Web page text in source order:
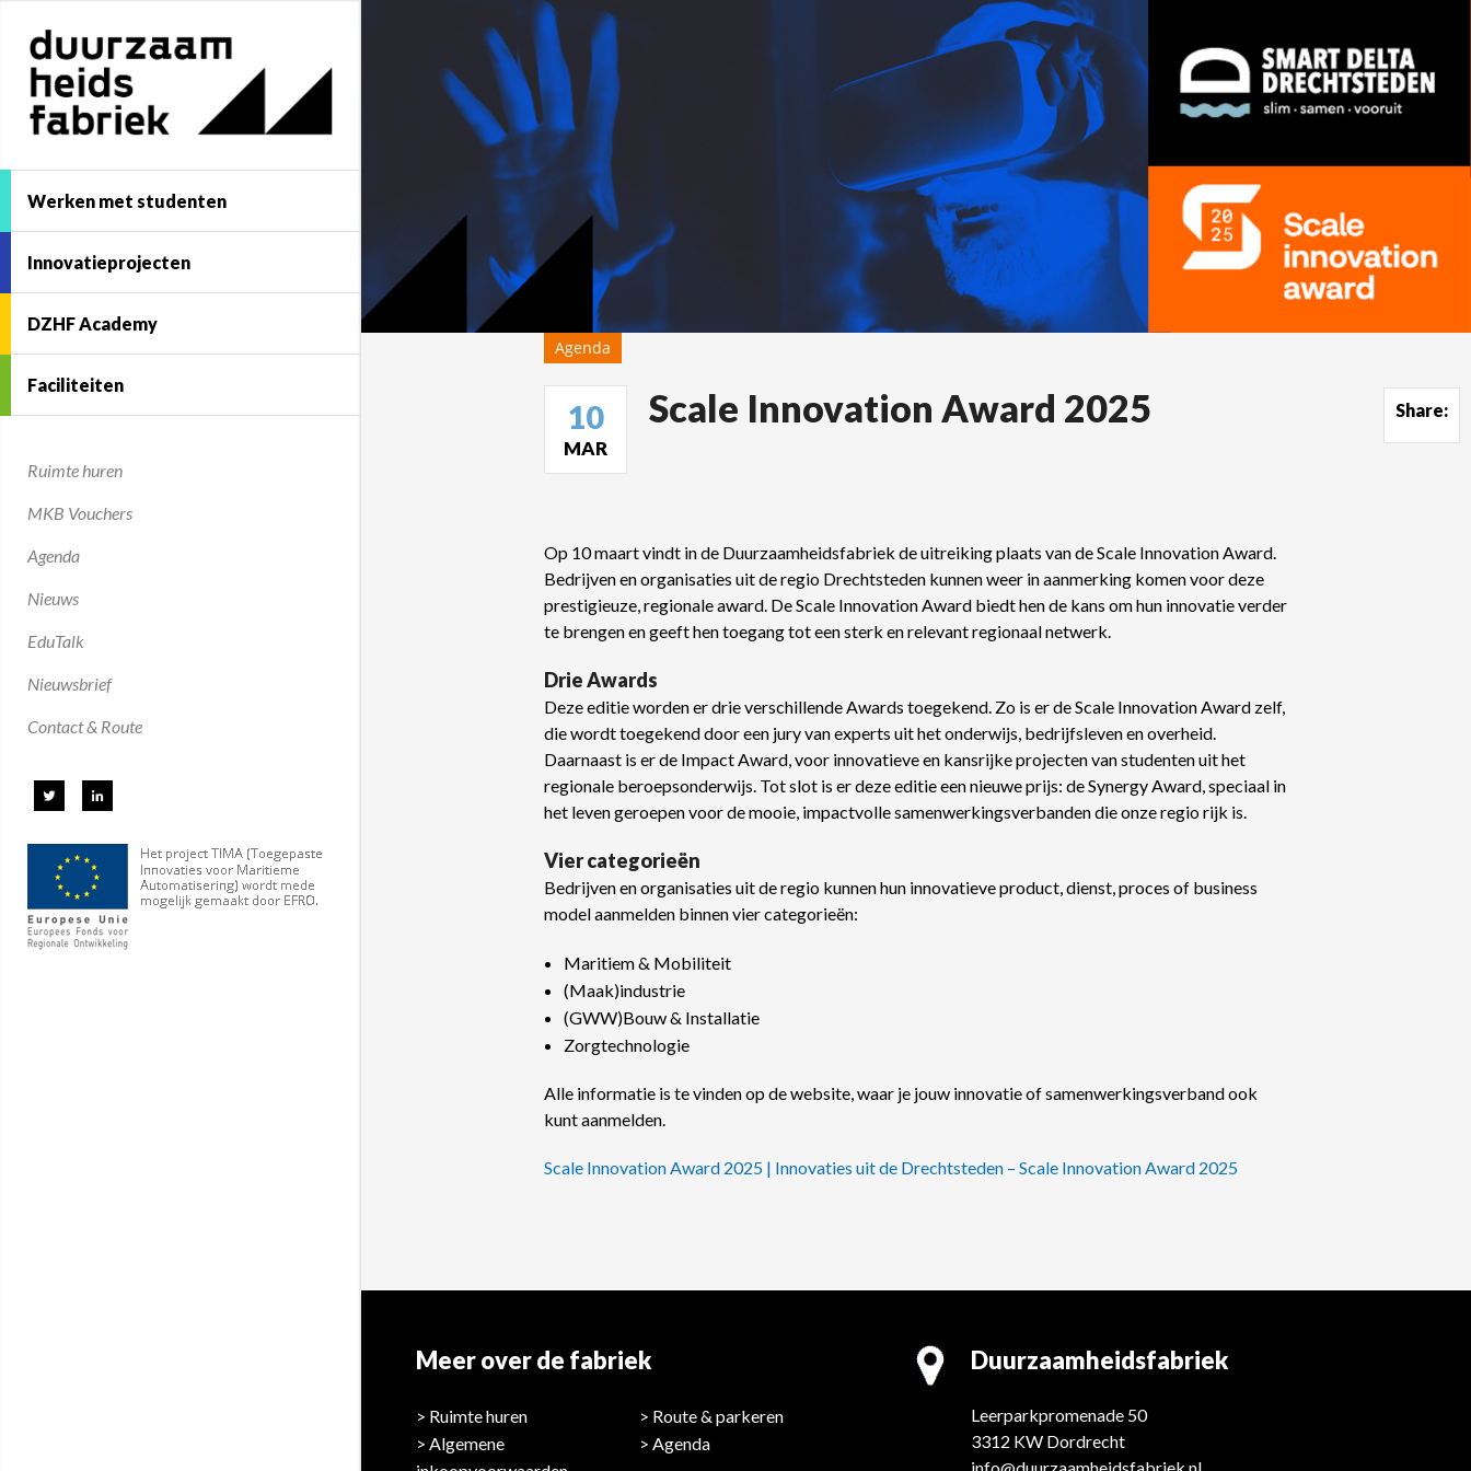
Werken met studenten
Innovatieprojecten
DZHF Academy
Faciliteiten
Ruimte huren
MKB Vouchers
Agenda
Nieuws
EduTalk
Nieuwsbrief
Contact & Route
Share:
Agenda
10
MAR
Scale Innovation Award 2025
Op 10 maart vindt in de Duurzaamheidsfabriek de uitreiking plaats van de Scale Innovation Award.
Bedrijven en organisaties uit de regio Drechtsteden kunnen weer in aanmerking komen voor deze
prestigieuze, regionale award. De Scale Innovation Award biedt hen de kans om hun innovatie verder
te brengen en geeft hen toegang tot een sterk en relevant regionaal netwerk.
Drie Awards
Deze editie worden er drie verschillende Awards toegekend. Zo is er de Scale Innovation Award zelf,
die wordt toegekend door een jury van experts uit het onderwijs, bedrijfsleven en overheid.
Daarnaast is er de Impact Award, voor innovatieve en kansrijke projecten van studenten uit het
regionale beroepsonderwijs. Tot slot is er deze editie een nieuwe prijs: de Synergy Award, speciaal in
het leven geroepen voor de mooie, impactvolle samenwerkingsverbanden die onze regio rijk is.
Vier categorieën
Bedrijven en organisaties uit de regio kunnen hun innovatieve product, dienst, proces of business
model aanmelden binnen vier categorieën:
Maritiem & Mobiliteit
(Maak)industrie
(GWW)Bouw & Installatie
Zorgtechnologie
Alle informatie is te vinden op de website, waar je jouw innovatie of samenwerkingsverband ook
kunt aanmelden.
Scale Innovation Award 2025 | Innovaties uit de Drechtsteden – Scale Innovation Award 2025
Meer over de fabriek
Ruimte huren
Route & parkeren
Algemene
Agenda
Duurzaamheidsfabriek
Leerparkpromenade 50
3312 KW Dordrecht
info@duurzaamheidsfabriek.nl